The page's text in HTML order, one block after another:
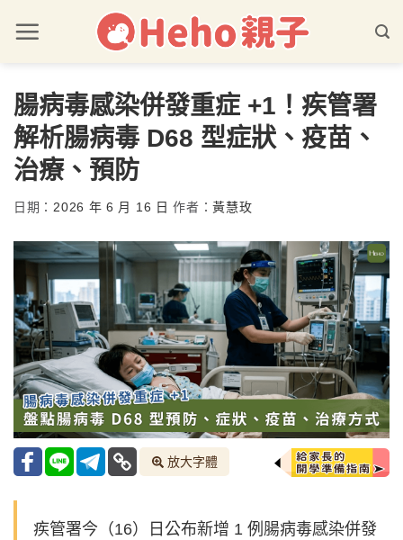
腸病毒感染併發重症 +1！疾管署
解析腸病毒 D68 型症狀、疫苗、
治療、預防
日期： 2026 年 6 月 16 日 作者：黃慧玫
放大字體
疾管署今（16）日公布新增 1 例腸病毒感染併發